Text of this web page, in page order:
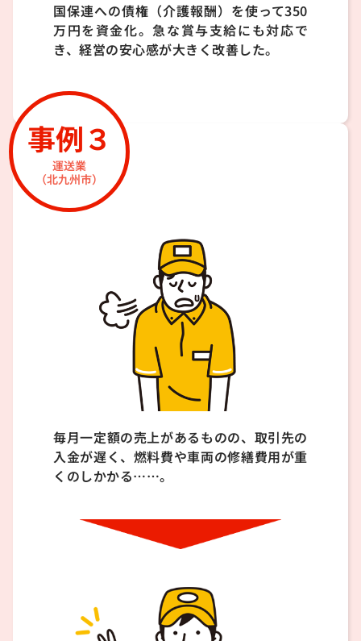
国保連への債権（介護報酬）を使って350
万円を資金化。急な賞与支給にも対応で
き、経営の安心感が大きく改善した。
事例３
運送業
（北九州市）
毎月一定額の売上があるものの、取引先の
入金が遅く、燃料費や車両の修繕費用が重
くのしかかる……。